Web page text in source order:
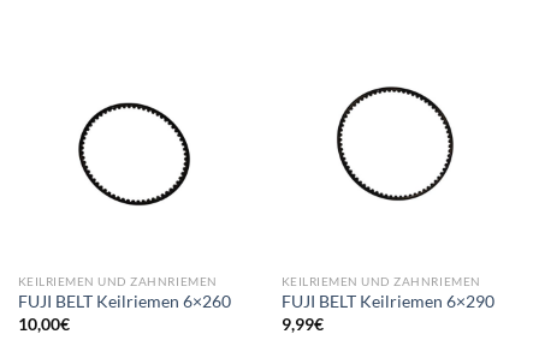
KEILRIEMEN UND ZAHNRIEMEN
FUJI BELT Keilriemen 6×260
10,00€
KEILRIEMEN UND ZAHNRIEMEN
FUJI BELT Keilriemen 6×290
9,99€